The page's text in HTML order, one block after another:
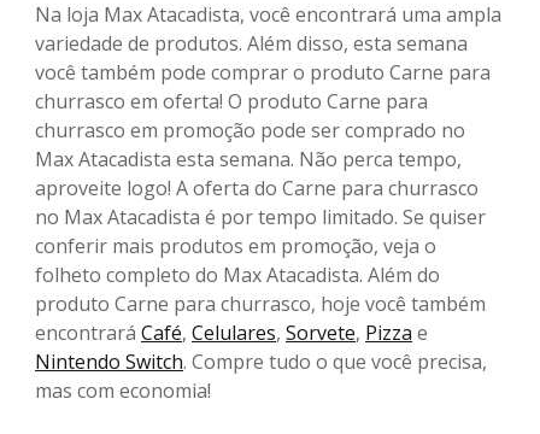
Na loja Max Atacadista, você encontrará uma ampla
variedade de produtos. Além disso, esta semana
você também pode comprar o produto Carne para
churrasco em oferta! O produto Carne para
churrasco em promoção pode ser comprado no
Max Atacadista esta semana. Não perca tempo,
aproveite logo! A oferta do Carne para churrasco
no Max Atacadista é por tempo limitado. Se quiser
conferir mais produtos em promoção, veja o
folheto completo do Max Atacadista. Além do
produto Carne para churrasco, hoje você também
encontrará Café, Celulares, Sorvete, Pizza e
Nintendo Switch. Compre tudo o que você precisa,
mas com economia!